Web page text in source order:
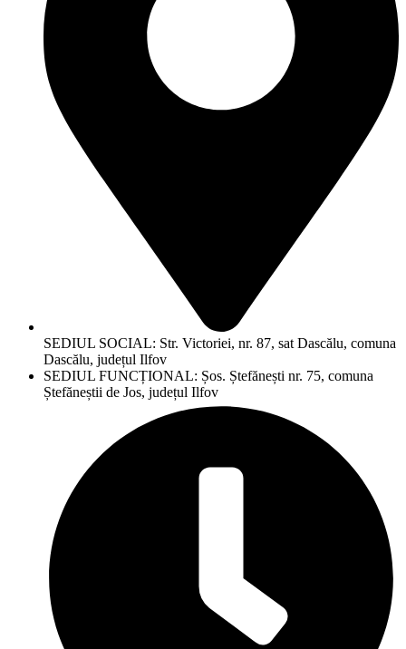
SEDIUL SOCIAL: Str. Victoriei, nr. 87, sat Dascălu, comuna
Dascălu, județul Ilfov
SEDIUL FUNCȚIONAL: Șos. Ștefănești nr. 75, comuna
Ștefăneștii de Jos, județul Ilfov